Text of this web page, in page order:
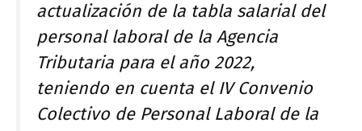
actualización de la tabla salarial del
personal laboral de la Agencia
Tributaria para el año 2022,
teniendo en cuenta el IV Convenio
Colectivo de Personal Laboral de la